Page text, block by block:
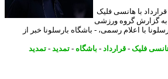
با هانسی فلیک
گروه ورزشی
با اعلام رسمی، - باشگاه بارسلونا خبر از
فلیک-قرارداد -باشگاه-تمدید-تمدید